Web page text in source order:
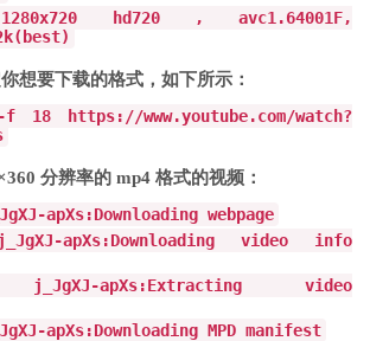
1280x720 hd720 , avc1 .64001F,
( best)
想要下载的格式，如下所示：
-f 18 https: //www.youtube.com/watch?
分辨率的 mp4 格式的视频：
-apXs:Downloading webpage
-apXs:Downloading video info
-apXs:Extracting video
-apXs:Downloading MPD manifest